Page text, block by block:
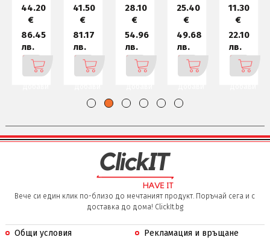
44.20
€
86.45
лв.
41.50
€
81.17
лв.
28.10
€
54.96
лв.
25.40
€
49.68
лв.
11.30
€
22.10
лв.
Вече си един клик по-близо до мечтаният продукт. Поръчай сега и с
доставка до дома! ClickIt.bg
Общи условия Рекламация и връщане